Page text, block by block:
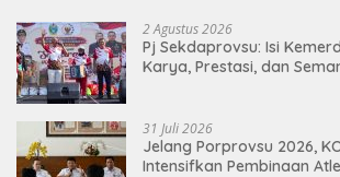
2 Agustus 2026
Pj Sekdaprovsu: Isi
Karya, Prestasi, dan
31 Juli 2026
Jelang Porprovsu 2026,
Intensifkan Pembinaan